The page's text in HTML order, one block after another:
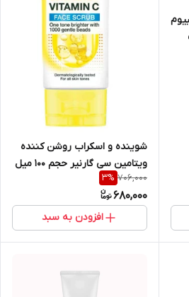
شوینده و اسکراب روشن کننده
ویتامین سی گارنیر حجم ۱۰۰ میل
706,000
3%
680,000
افزودن به سبد